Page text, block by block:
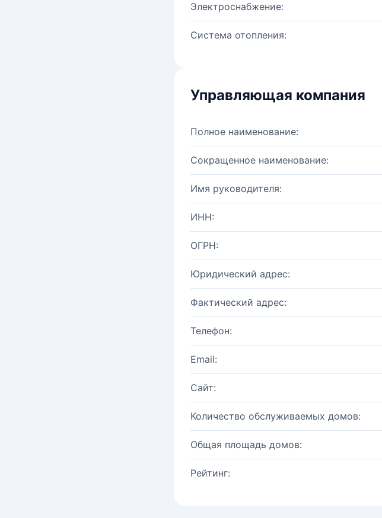
Электроснабжение:
Система отопления:
Управляющая компания
Полное наименование:
Сокращенное наименование:
Имя руководителя:
ИНН:
ОГРН:
Юридический адрес:
Фактический адрес:
Телефон:
Email:
Сайт:
Количество обслуживаемых домов:
Общая площадь домов:
Рейтинг: